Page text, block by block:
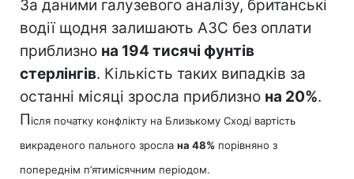
За даними галузевого аналізу, британські
водії щодня залишають АЗС без оплати
приблизно на 194 тисячі фунтів
стерлінгів. Кількість таких випадків за
останні місяці зросла приблизно на 20%.
Після початку конфлікту на Близькому Сході вартість
викраденого пального зросла на 48% порівняно з
попереднім п’ятимісячним періодом.